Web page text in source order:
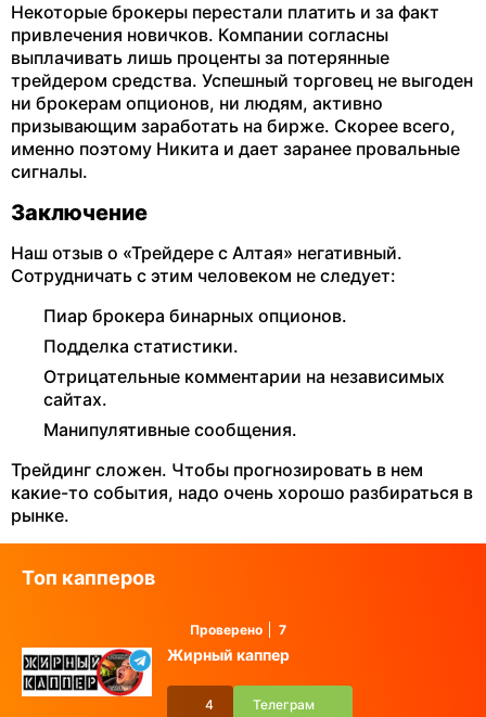
Некоторые брокеры перестали платить и за факт
привлечения новичков. Компании согласны
выплачивать лишь проценты за потерянные
трейдером средства. Успешный торговец не выгоден
ни брокерам опционов, ни людям, активно
призывающим заработать на бирже. Скорее всего,
именно поэтому Никита и дает заранее провальные
сигналы.
Заключение
Наш отзыв о «Трейдере с Алтая» негативный.
Сотрудничать с этим человеком не следует:
Пиар брокера бинарных опционов.
Подделка статистики.
Отрицательные комментарии на независимых
сайтах.
Манипулятивные сообщения.
Трейдинг сложен. Чтобы прогнозировать в нем
какие-то события, надо очень хорошо разбираться в
рынке.
Топ капперов
Проверено 7
Жирный каппер
4 Телеграм